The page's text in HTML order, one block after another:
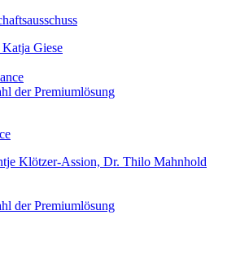
Giese
der Premiumlösung
Klötzer-Assion, Dr. Thilo Mahnhold
der Premiumlösung